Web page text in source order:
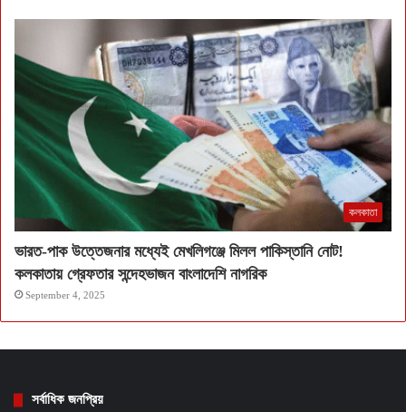
কলকাতা
ভারত-পাক উত্তেজনার মধ্যেই মেখলিগঞ্জে মিলল পাকিস্তানি নোট!
কলকাতায় গ্রেফতার সন্দেহভাজন বাংলাদেশি নাগরিক
September 4, 2025
সর্বাধিক জনপ্রিয়